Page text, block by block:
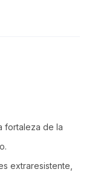
fortaleza de la
extraresistente,